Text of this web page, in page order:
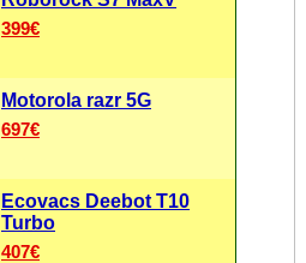
399€
Motorola razr 5G
697€
Ecovacs Deebot T10
Turbo
407€